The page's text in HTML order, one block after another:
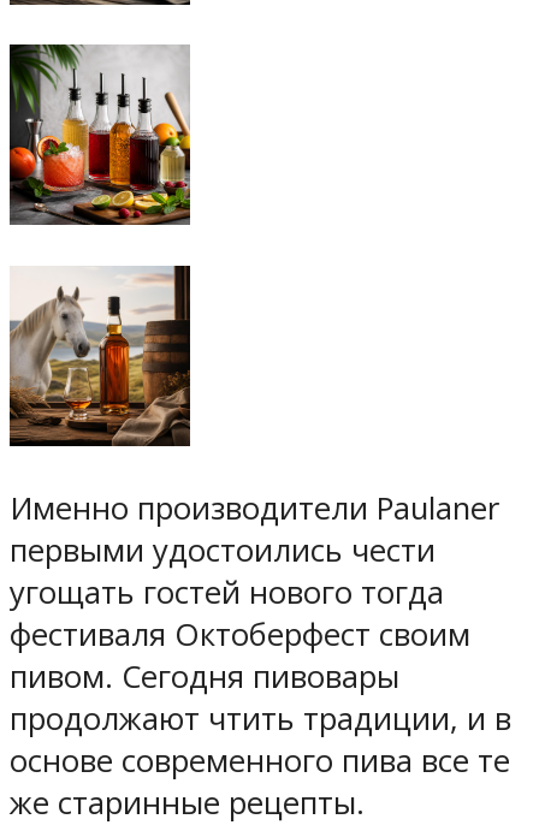
Именно производители Paulaner
первыми удостоились чести
угощать гостей нового тогда
фестиваля Октоберфест своим
пивом. Сегодня пивовары
продолжают чтить традиции, и в
основе современного пива все те
же старинные рецепты.